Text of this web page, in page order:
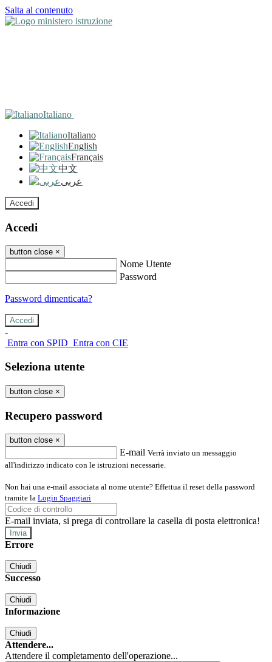
Salta al contenuto
Italiano
Italiano
English
Français
中文
عربى
Accedi
Accedi
button close ×
Nome Utente
Password
Password dimenticata?
-
Entra con SPID Entra con CIE
Seleziona utente
button close ×
Recupero password
button close ×
E-mail Verrà inviato un messaggio
all'indirizzo indicato con le istruzioni necessarie.
Non hai una e-mail associata al nome utente? Effettua il reset della password
tramite la Login Spaggiari
E-mail inviata, si prega di controllare la casella di posta elettronica!
Errore
Chiudi
Successo
Chiudi
Informazione
Chiudi
Attendere...
Attendere il completamento dell'operazione...